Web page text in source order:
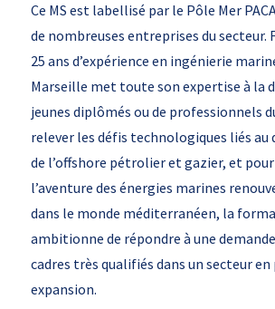
Ce MS est labellisé par le Pôle Mer
de nombreuses entreprises du secteur.
25 ans d’expérience en ingénierie
Marseille met toute son expertise à la
jeunes diplômés ou de professionnels
relever les défis technologiques liés
de l’offshore pétrolier et gazier, et
l’aventure des énergies marines
dans le monde méditerranéen, la
ambitionne de répondre à une
cadres très qualifiés dans un secteur en
expansion.